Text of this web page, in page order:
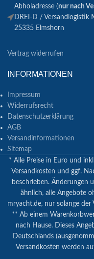
Abholadresse (nur nach
DREI-D / Versandlogistik
25335 Elmshorn
Vertrag widerrufen
INFORMATIONEN
Impressum
Widerrufsrecht
Datenschutzerklärung
AGB
Versandinformationen
Sitemap
* Alle Preise in Euro und
Versandkosten und ggf.
beschrieben. Änderungen
ähnlich, alle Angebote
mryacht.de, nur solange
** Ab einem
nach Hause. Dieses
Deutschlands
Versandkosten werden